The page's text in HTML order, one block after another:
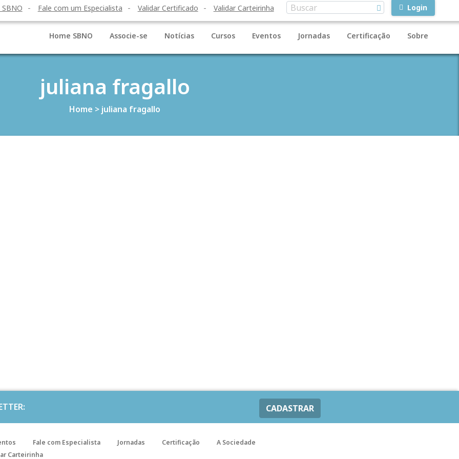
Fale com um Especialista Validar Certificado Validar Carteirinha Login
Home SBNO Associe-se Notícias Cursos Eventos Jornadas Certificação Sobre
juliana fragallo
Home > juliana fragallo
CADASTRAR
Fale com Especialista Jornadas Certificação
A Sociedade
Carteirinha